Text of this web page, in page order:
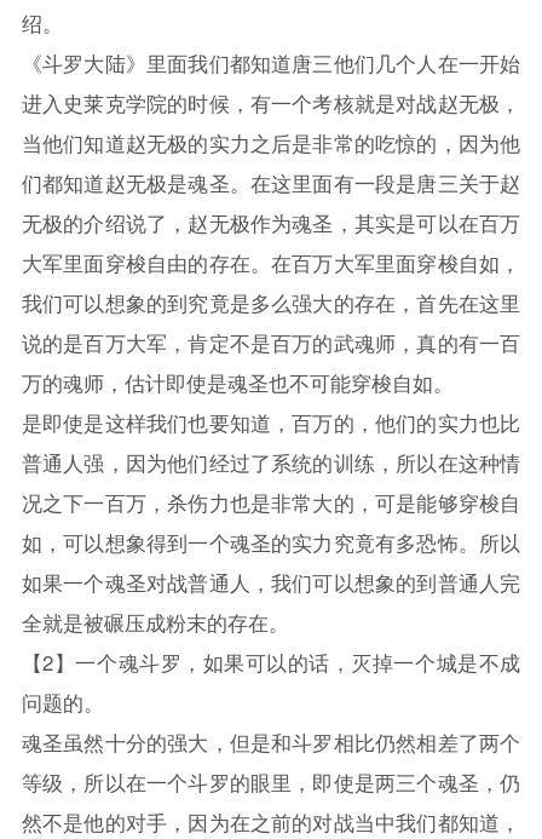
绍。
《斗罗大陆》里面我们都知道唐三他们几个人在一开始
进入史莱克学院的时候，有一个考核就是对战赵无极，
当他们知道赵无极的实力之后是非常的吃惊的，因为他
们都知道赵无极是魂圣。在这里面有一段是唐三关于赵
无极的介绍说了，赵无极作为魂圣，其实是可以在百万
大军里面穿梭自由的存在。在百万大军里面穿梭自如，
我们可以想象的到究竟是多么强大的存在，首先在这里
说的是百万大军，肯定不是百万的武魂师，真的有一百
万的魂师，估计即使是魂圣也不可能穿梭自如。
是即使是这样我们也要知道，百万的，他们的实力也比
普通人强，因为他们经过了系统的训练，所以在这种情
况之下一百万，杀伤力也是非常大的，可是能够穿梭自
如，可以想象得到一个魂圣的实力究竟有多恐怖。所以
如果一个魂圣对战普通人，我们可以想象的到普通人完
全就是被碾压成粉末的存在。
【2】一个魂斗罗，如果可以的话，灭掉一个城是不成
问题的。
魂圣虽然十分的强大，但是和斗罗相比仍然相差了两个
等级，所以在一个斗罗的眼里，即使是两三个魂圣，仍
然不是他的对手，因为在之前的对战当中我们都知道，